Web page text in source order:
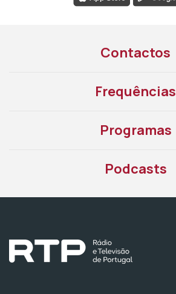
Contactos
Frequências
Programas
Podcasts